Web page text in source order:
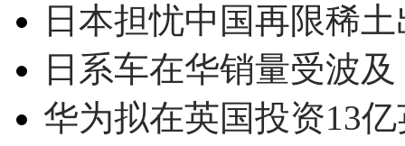
日本担忧中国再限稀
日系车在华销量受波
华为拟在英国投资13